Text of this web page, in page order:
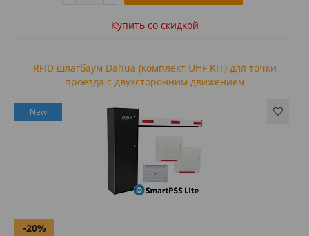
Купить cо скидкой
RFID шлагбаум Dahua (комплект UHF KIT) для точки
проезда с двухсторонним движением
New
-20%